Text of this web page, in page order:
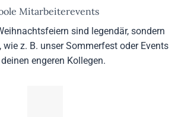
Mitarbeiterevents
sind legendär, sondern
wie z. B. unser Sommerfest oder Events
engeren Kollegen.